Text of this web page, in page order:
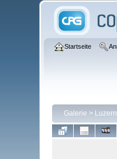
Startseite
Galerie > Luzern